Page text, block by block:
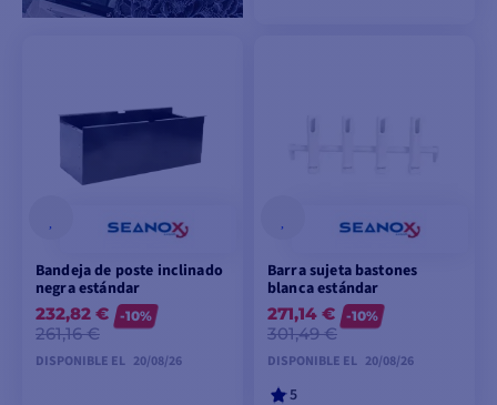
Bandeja de poste inclinado
negra estándar
232,82 €
261,16 €
-10%
DISPONIBLE EL 20/08/26
Barra sujeta bastones
blanca estándar
271,14 €
301,49 €
-10%
DISPONIBLE EL 20/08/26
5